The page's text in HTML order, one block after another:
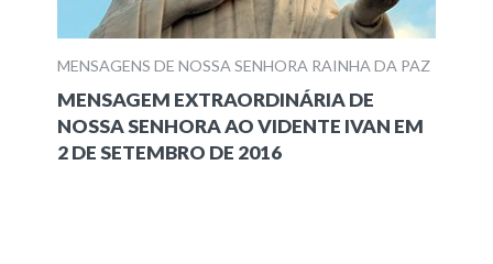
MENSAGENS DE NOSSA SENHORA RAINHA DA PAZ
MENSAGEM EXTRAORDINÁRIA DE
NOSSA SENHORA AO VIDENTE IVAN EM
2 DE SETEMBRO DE 2016